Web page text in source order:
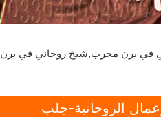
في برن مجرب,شيخ روحاني في برن
الروحانية-جلب